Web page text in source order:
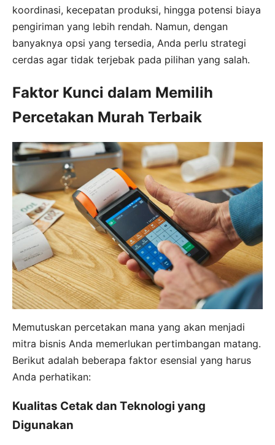
koordinasi, kecepatan produksi, hingga potensi biaya
pengiriman yang lebih rendah. Namun, dengan
banyaknya opsi yang tersedia, Anda perlu strategi
cerdas agar tidak terjebak pada pilihan yang salah.
Faktor Kunci dalam Memilih
Percetakan Murah Terbaik
Memutuskan percetakan mana yang akan menjadi
mitra bisnis Anda memerlukan pertimbangan matang.
Berikut adalah beberapa faktor esensial yang harus
Anda perhatikan:
Kualitas Cetak dan Teknologi yang
Digunakan